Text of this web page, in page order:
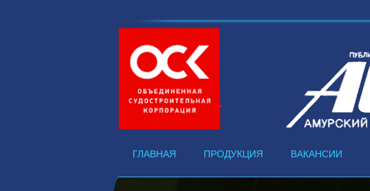
ГЛАВНАЯ ПРОДУКЦИЯ ВАКАНСИИ